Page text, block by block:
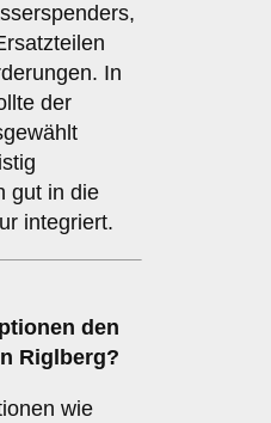
In
der
gut in die
integriert.
den
Riglberg?
wie